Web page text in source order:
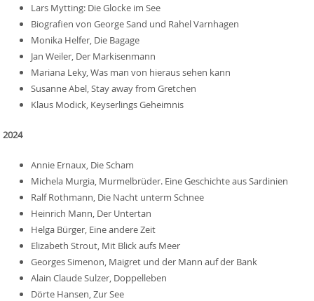
Lars Mytting: Die Glocke im See
Biografien von George Sand und Rahel Varnhagen
Monika Helfer, Die Bagage
Jan Weiler, Der Markisenmann
Mariana Leky, Was man von hieraus sehen kann
Susanne Abel, Stay away from Gretchen
Klaus Modick, Keyserlings Geheimnis
2024
Annie Ernaux, Die Scham
Michela Murgia, Murmelbrüder. Eine Geschichte aus Sardinien
Ralf Rothmann, Die Nacht unterm Schnee
Heinrich Mann, Der Untertan
Helga Bürger, Eine andere Zeit
Elizabeth Strout, Mit Blick aufs Meer
Georges Simenon, Maigret und der Mann auf der Bank
Alain Claude Sulzer, Doppelleben
Dörte Hansen, Zur See